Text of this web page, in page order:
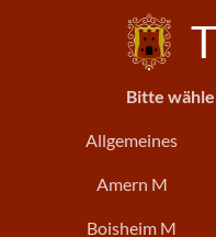
Bitte
Allgemeines
Amern M
Boisheim M